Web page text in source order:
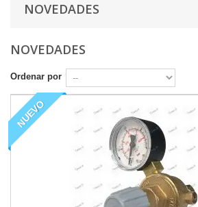
NOVEDADES
NOVEDADES
Ordenar por
NUEVO